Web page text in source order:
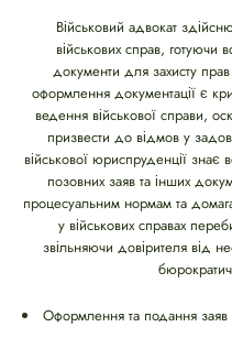
Військовий адвокат
військових справ, готуючи
документи для захисту
оформлення документації є
ведення військової справи,
призвести до відмов у
військової юриспруденції
позовних заяв та інших
процесуальним нормам та
у військових справах
звільняючи довірителя від
Оформлення та подання заяв